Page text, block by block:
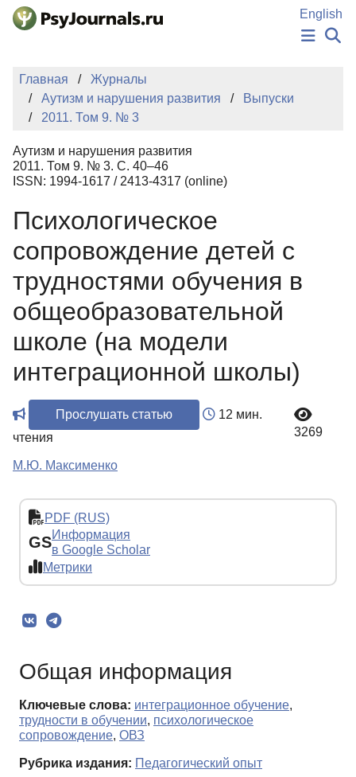
Перейти к основному содержанию
English
НОВОСТИ
АВТОРЫ
КЛЮЧЕВЫЕ СЛОВА
Регистрация
Главная
Журналы
Аутизм и нарушения развития
Выпуски
2011. Том 9. № 3
Аутизм и нарушения развития
2011. Том 9. № 3. С. 40–46
ISSN: 1994-1617 / 2413-4317 (online)
Психологическое
сопровождение детей с
трудностями обучения в
общеобразовательной
школе (на модели
интеграционной школы)
Прослушать статью
12 мин.
чтения
3269
М.Ю. Максименко
PDF (RUS)
GSИнформация
в Google Scholar
Метрики
Общая информация
Ключевые слова: интеграционное обучение,
трудности в обучении, психологическое
сопровождение, ОВЗ
Рубрика издания: Педагогический опыт